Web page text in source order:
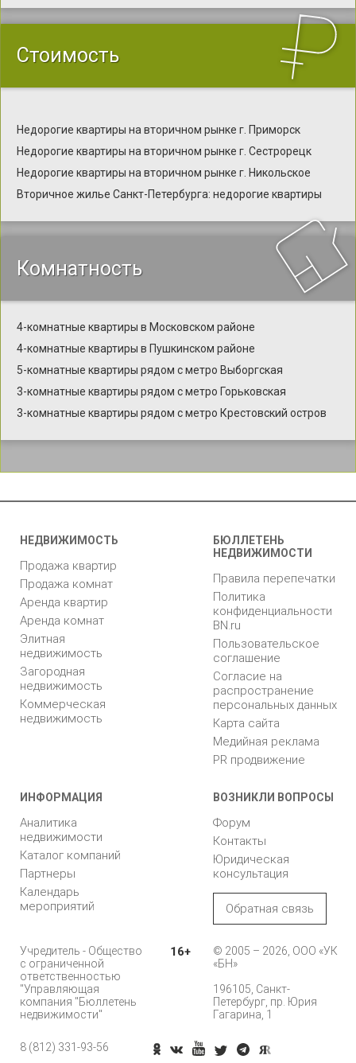
Стоимость
Недорогие квартиры на вторичном рынке г. Приморск
Недорогие квартиры на вторичном рынке г. Сестрорецк
Недорогие квартиры на вторичном рынке г. Никольское
Вторичное жилье Санкт-Петербурга: недорогие квартиры
Комнатность
4-комнатные квартиры в Московском районе
4-комнатные квартиры в Пушкинском районе
5-комнатные квартиры рядом с метро Выборгская
3-комнатные квартиры рядом с метро Горьковская
3-комнатные квартиры рядом с метро Крестовский остров
НЕДВИЖИМОСТЬ
Продажа квартир
Продажа комнат
Аренда квартир
Аренда комнат
Элитная
недвижимость
Загородная
недвижимость
Коммерческая
недвижимость
БЮЛЛЕТЕНЬ
НЕДВИЖИМОСТИ
Правила перепечатки
Политика
конфиденциальности
BN.ru
Пользовательское
соглашение
Согласие на
распространение
персональных данных
Карта сайта
Медийная реклама
PR продвижение
ИНФОРМАЦИЯ
Аналитика
недвижимости
Каталог компаний
Партнеры
Календарь
мероприятий
ВОЗНИКЛИ ВОПРОСЫ
Форум
Контакты
Юридическая
консультация
Обратная связь
Учредитель - Общество
с ограниченной
ответственностью
"Управляющая
компания "Бюллетень
недвижимости"
16+
© 2005 – 2026, ООО «УК
«БН»
196105, Санкт-
Петербург, пр. Юрия
Гагарина, 1
8 (812) 331-93-56